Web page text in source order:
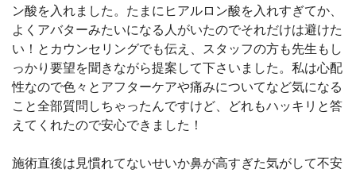
ン酸を入れました。たまにヒアルロン酸を入れすぎてか、
よくアバターみたいになる人がいたのでそれだけは避けた
い！とカウンセリングでも伝え、スタッフの方も先生もし
っかり要望を聞きながら提案して下さいました。私は心配
性なので色々とアフターケアや痛みについてなど気になる
こと全部質問しちゃったんですけど、どれもハッキリと答
えてくれたので安心できました！
施術直後は見慣れてないせいか鼻が高すぎた気がして不安